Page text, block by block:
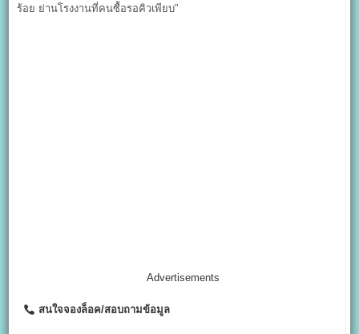
ร้อย ย่านโรงงานที่คนซื้อรอคิวเพียบ”
Advertisements
สนใจจองล็อค/สอบถามข้อมูล